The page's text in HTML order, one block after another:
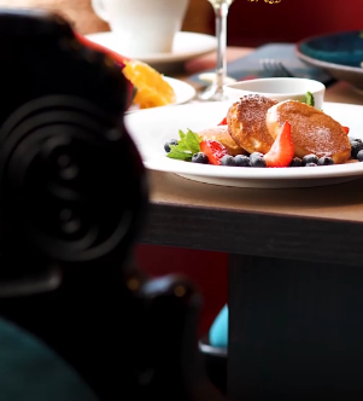
Depuis 2009, le Buddha⁠⁠⁠⁠⁠⁠⁠⁠⁠⁠⁠⁠-⁠⁠⁠⁠⁠⁠⁠⁠⁠⁠⁠⁠Bar Hotel
que l’on se fait d’un hébergement
d’une ville. Dans un environnement
seulement quelques pas de la place
style de vie moderne se marie à
cultures orientales.
Boutique